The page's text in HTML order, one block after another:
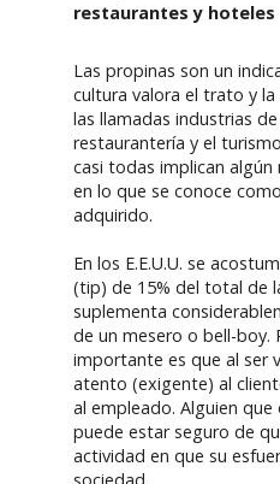
restaurantes y hoteles
Las propinas son un
cultura valora el trato y la
las llamadas industrias
restaurantería y el
casi todas implican algún
en lo que se conoce
adquirido.
En los E.E.U.U. se
(tip) de 15% del total de
suplementa
de un mesero o bell-boy.
importante es que al ser
atento (exigente) al
al empleado. Alguien
puede estar seguro de
actividad en que su